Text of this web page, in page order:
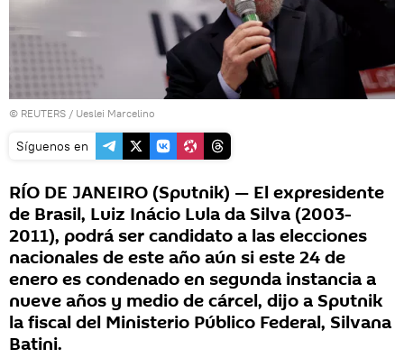
© REUTERS / Ueslei Marcelino
Síguenos en
RÍO DE JANEIRO (Sputnik) — El expresidente
de Brasil, Luiz Inácio Lula da Silva (2003-
2011), podrá ser candidato a las elecciones
nacionales de este año aún si este 24 de
enero es condenado en segunda instancia a
nueve años y medio de cárcel, dijo a Sputnik
la fiscal del Ministerio Público Federal, Silvana
Batini.